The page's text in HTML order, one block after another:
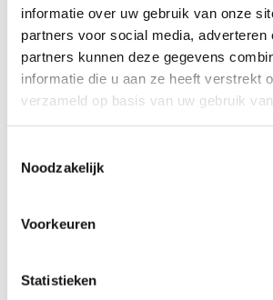
informatie over uw gebruik van onze
partners voor social media, adverteren
partners kunnen deze gegevens
informatie die u aan ze heeft verstrekt
verzameld op basis van uw gebruik
Noodzakelijk
Voorkeuren
Statistieken